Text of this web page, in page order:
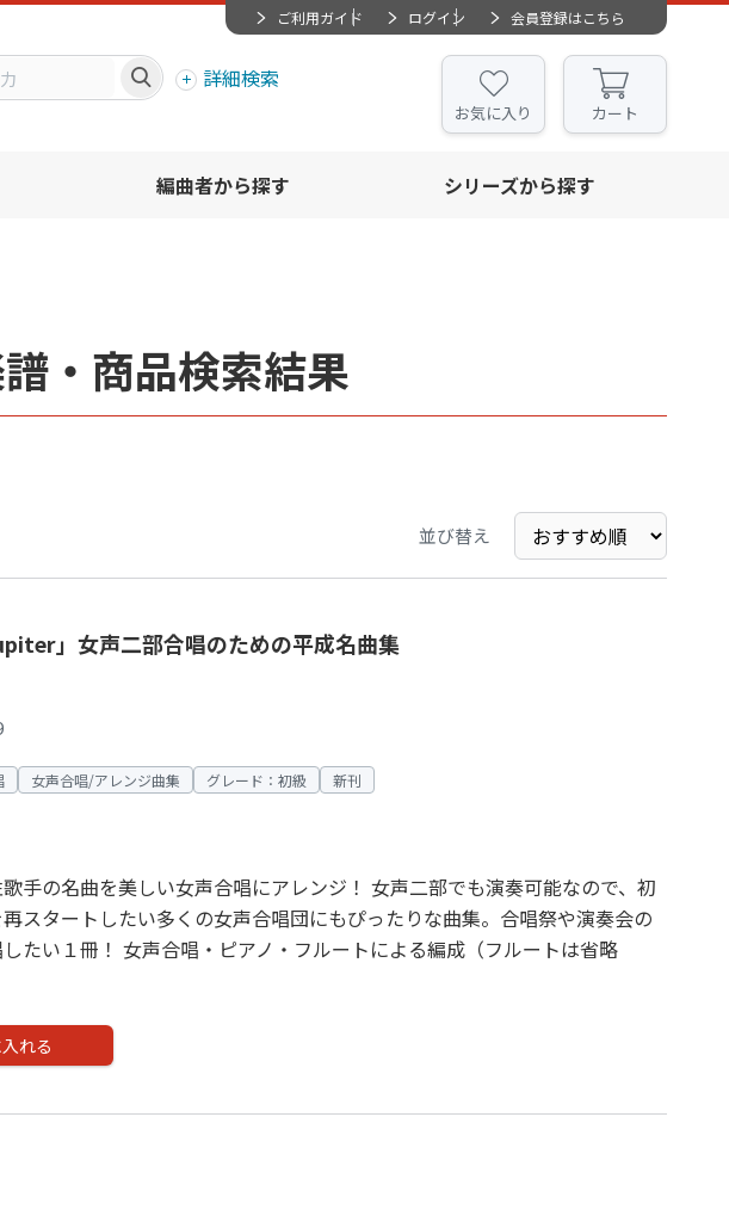
ご利用ガイド ログイン 会員登録はこちら
詳細検索
お気に入り カート
編曲者から探す シリーズから探す
・商品検索結果
並び替え
」女声二部合唱のための平成名曲集
女声合唱/アレンジ曲集 グレード：初級 新刊
手の名曲を美しい女声合唱にアレンジ！ 女声二部でも演奏可能なので、初
スタートしたい多くの女声合唱団にもぴったりな曲集。合唱祭や演奏会の
たい１冊！ 女声合唱・ピアノ・フルートによる編成（フルートは省略
れる